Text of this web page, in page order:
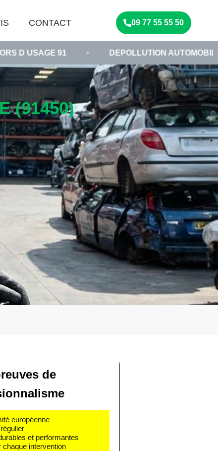
CONTACT 09 77 55 55 50
• DÉPOLLUTION AUTOMOBILE ESSONNE
(91450)
de
européenne
et performantes
chaque intervention